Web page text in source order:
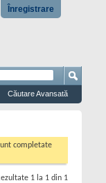
Înregistrare
Căutare Avansată
completate
1 la 1 din 1